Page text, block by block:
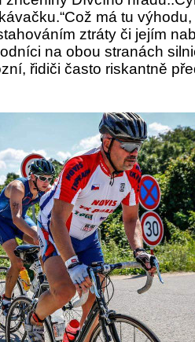
má tu
ztráty či jejím
na obou stranách
řidiči často riskantně